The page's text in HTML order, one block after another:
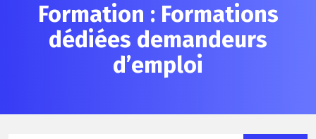
Formation : Formations
dédiées demandeurs
d’emploi